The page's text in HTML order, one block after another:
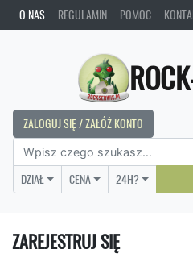
O NAS REGULAMIN POMOC
ZALOGUJ SIĘ / ZAŁÓŻ KONTO
DZIAŁ CENA 24H?
ZAREJESTRUJ SIĘ